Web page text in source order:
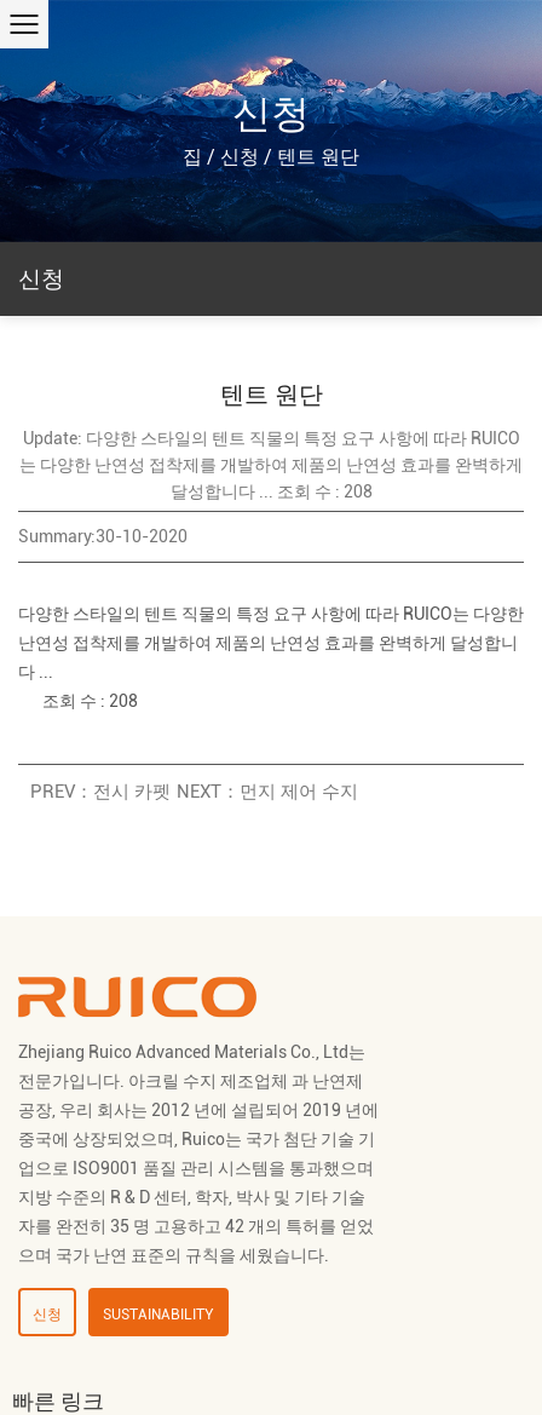
신청
집/ 신청 /텐트 원단
신청
텐트 원단
Update: 다양한 스타일의 텐트 직물의 특정 요구 사항에 따라 RUICO
는 다양한 난연성 접착제를 개발하여 제품의 난연성 효과를 완벽하게
달성합니다 ... 조회 수 : 208
Summary:30-10-2020
다양한 스타일의 텐트 직물의 특정 요구 사항에 따라 RUICO는 다양한
난연성 접착제를 개발하여 제품의 난연성 효과를 완벽하게 달성합니
다 ...
조회 수 : 208
PREV：전시 카펫 NEXT：먼지 제어 수지
Zhejiang Ruico Advanced Materials Co., Ltd는
전문가입니다. 아크릴 수지 제조업체 과 난연제
공장 , 우리 회사는 2012 년에 설립되어 2019 년에
중국에 상장되었으며, Ruico는 국가 첨단 기술 기
업으로 ISO9001 품질 관리 시스템을 통과했으며
지방 수준의 R & D 센터, 학자, 박사 및 기타 기술
자를 완전히 35 명 고용하고 42 개의 특허를 얻었
으며 국가 난연 표준의 규칙을 세웠습니다.
신청 SUSTAINABILITY
빠른 링크